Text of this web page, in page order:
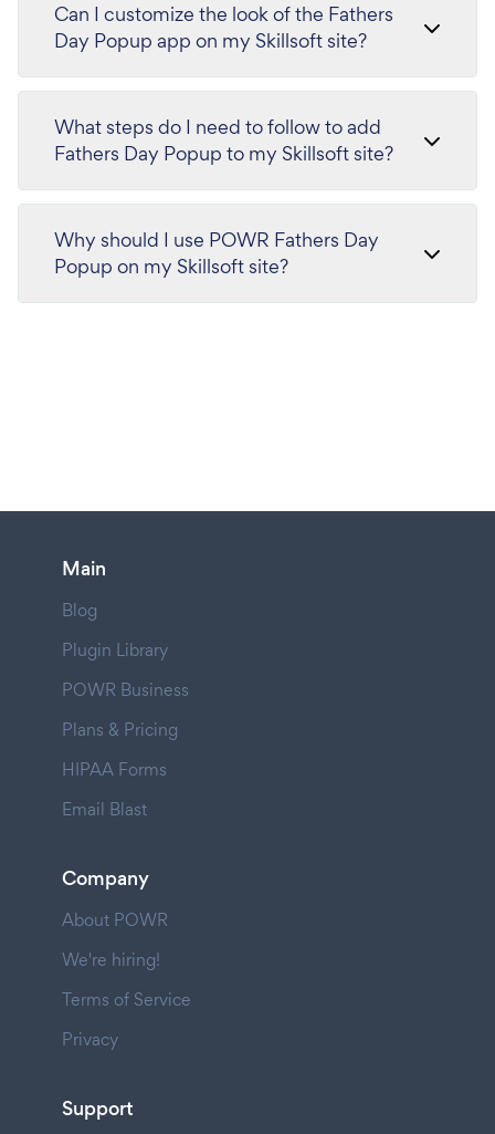
Can I customize the look of the Fathers
Day Popup app on my Skillsoft site?
What steps do I need to follow to add
Fathers Day Popup to my Skillsoft site?
Why should I use POWR Fathers Day
Popup on my Skillsoft site?
Main
Blog
Plugin Library
POWR Business
Plans & Pricing
HIPAA Forms
Email Blast
Company
About POWR
We're hiring!
Terms of Service
Privacy
Support